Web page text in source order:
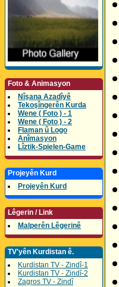
Foto & Animasyon
Nîşana Azadîyê
Tekoşîngerên Kurda
Wene ( Foto ) - 1
Wene ( Foto ) - 2
Flaman û Logo
Anîmasyon
Lîztik-Spielen-Game
Projeyên Kurd
Projeyên Kurd
Lêgerin / Link
Malperên Lêgerinê
TV'yên Kurdistan ê.
Kurdistan TV - Zindî-1
Kurdistan TV - Zindî-2
Zagros TV - Zindî